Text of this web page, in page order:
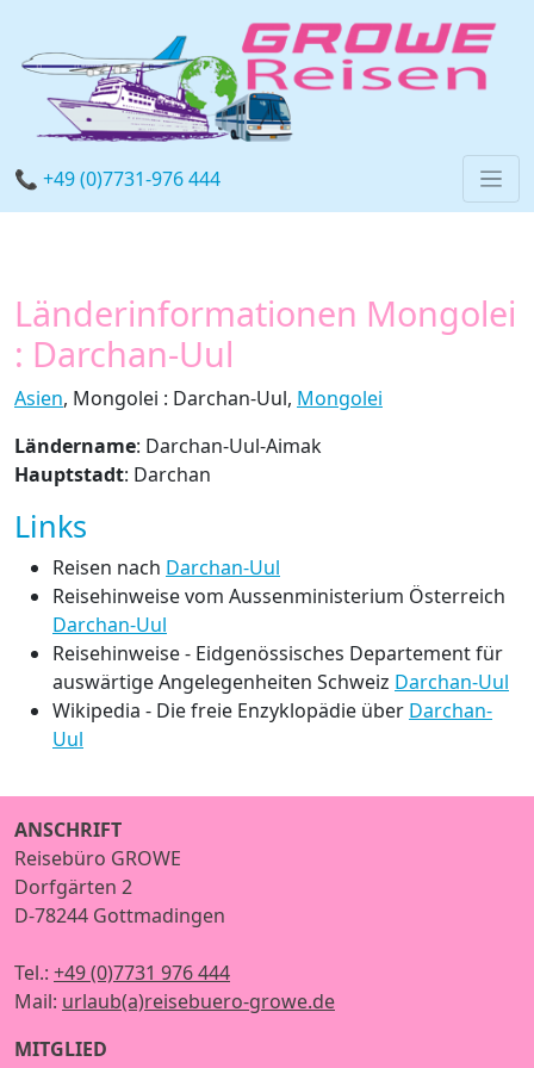
📞 +49 (0)7731-976 444
Länderinformationen Mongolei
: Darchan-Uul
Asien, Mongolei : Darchan-Uul, Mongolei
Ländername: Darchan-Uul-Aimak
Hauptstadt: Darchan
Links
Reisen nach Darchan-Uul
Reisehinweise vom Aussenministerium Österreich
Darchan-Uul
Reisehinweise - Eidgenössisches Departement für
auswärtige Angelegenheiten Schweiz Darchan-Uul
Wikipedia - Die freie Enzyklopädie über Darchan-
Uul
ANSCHRIFT
Reisebüro GROWE
Dorfgärten 2
D-78244 Gottmadingen
Tel.: +49 (0)7731 976 444
Mail: urlaub(a)reisebuero-growe.de
MITGLIED